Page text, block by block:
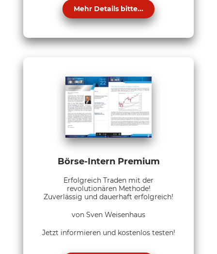
Mehr Details bitte...
Börse-Intern Premium
Erfolgreich Traden mit der
revolutionären Methode!
Zuverlässig und dauerhaft erfolgreich!
von Sven Weisenhaus
Jetzt informieren und kostenlos testen!